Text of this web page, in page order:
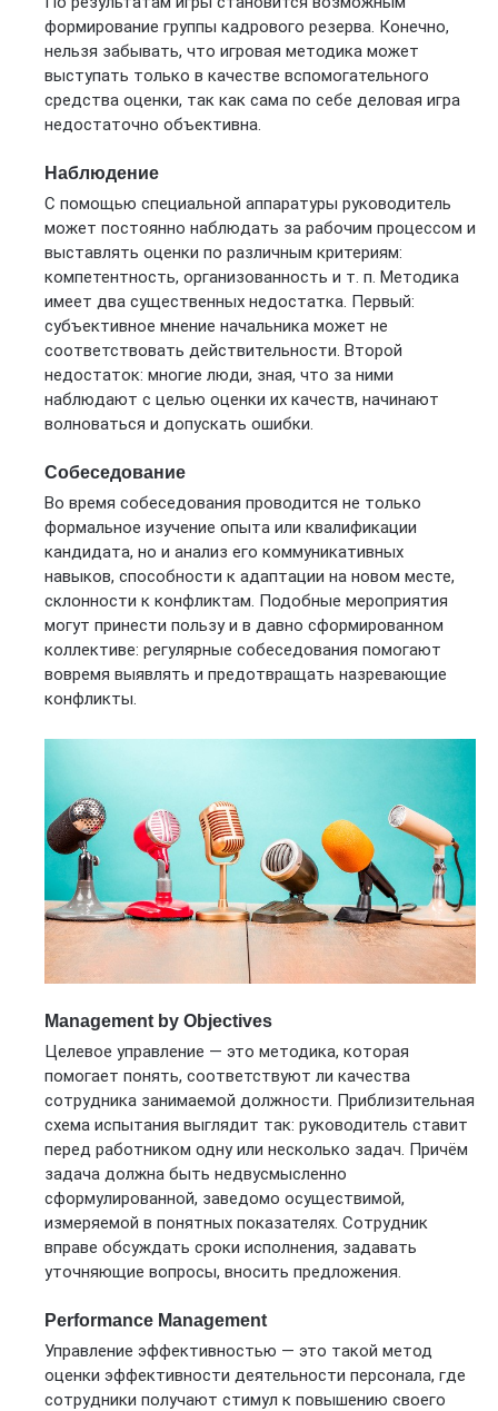
формирование группы кадрового резерва. Конечно,
нельзя забывать, что игровая методика может
выступать только в качестве вспомогательного
средства оценки, так как сама по себе деловая игра
недостаточно объективна.
Наблюдение
С помощью специальной аппаратуры руководитель
может постоянно наблюдать за рабочим процессом и
выставлять оценки по различным критериям:
компетентность, организованность и т. п. Методика
имеет два существенных недостатка. Первый:
субъективное мнение начальника может не
соответствовать действительности. Второй
недостаток: многие люди, зная, что за ними
наблюдают с целью оценки их качеств, начинают
волноваться и допускать ошибки.
Собеседование
Во время собеседования проводится не только
формальное изучение опыта или квалификации
кандидата, но и анализ его коммуникативных
навыков, способности к адаптации на новом месте,
склонности к конфликтам. Подобные мероприятия
могут принести пользу и в давно сформированном
коллективе: регулярные собеседования помогают
вовремя выявлять и предотвращать назревающие
конфликты.
Management by Objectives
Целевое управление — это методика, которая
помогает понять, соответствуют ли качества
сотрудника занимаемой должности. Приблизительная
схема испытания выглядит так: руководитель ставит
перед работником одну или несколько задач. Причём
задача должна быть недвусмысленно
сформулированной, заведомо осуществимой,
измеряемой в понятных показателях. Сотрудник
вправе обсуждать сроки исполнения, задавать
уточняющие вопросы, вносить предложения.
Performance Management
Управление эффективностью — это такой метод
оценки эффективности деятельности персонала, где
сотрудники получают стимул к повышению своего